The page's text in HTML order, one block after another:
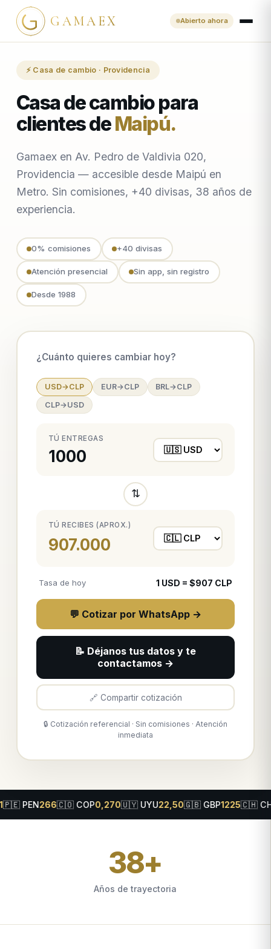
GAMAEX Abierto ahora
⚡ Casa de cambio · Providencia
Casa de cambio para
clientes deMaipú.
Gamaex en Av. Pedro de Valdivia 020,
Providencia — accesible desde Maipú en
Metro. Sin comisiones, +40 divisas, 38 años de
experiencia.
0% comisiones +40 divisas
Atención presencial Sin app, sin registro
Desde 1988
¿Cuánto quieres cambiar hoy?
USD→CLP EUR→CLP
BRL→CLP
CLP→USD
TÚ ENTREGAS
⇅
TÚ RECIBES (APROX.)
907.000
Tasa de hoy 1 USD = $907 CLP
💬 Cotizar por WhatsApp →
📝 Déjanos tus datos y te
contactamos →
🔗 Compartir cotización
🔒 Cotización referencial · Sin comisiones · Atención
inmediata
🇨🇴 COP0,270🇺🇾 UYU22,50🇬🇧 GBP1225🇨🇭 CHF1030🇨🇦
38+
Años de trayectoria